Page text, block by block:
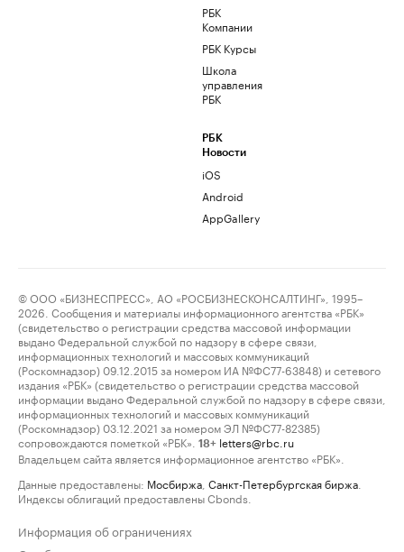
РБК
Компании
РБК Курсы
Школа
управления
РБК
РБК
Новости
iOS
Android
AppGallery
© ООО «БИЗНЕСПРЕСС», АО «РОСБИЗНЕСКОНСАЛТИНГ», 1995–
2026. Сообщения и материалы информационного агентства «РБК»
(свидетельство о регистрации средства массовой информации
выдано Федеральной службой по надзору в сфере связи,
информационных технологий и массовых коммуникаций
(Роскомнадзор) 09.12.2015 за номером ИА №ФС77-63848) и сетевого
издания «РБК» (свидетельство о регистрации средства массовой
информации выдано Федеральной службой по надзору в сфере связи,
информационных технологий и массовых коммуникаций
(Роскомнадзор) 03.12.2021 за номером ЭЛ №ФС77-82385)
сопровождаются пометкой «РБК».
18+ letters@rbc.ru
Владельцем сайта является информационное агентство «РБК».
Данные предоставлены: Мосбиржа Санкт-Петербургская биржа
Индексы облигаций предоставлены Cbonds.
Информация об ограничениях